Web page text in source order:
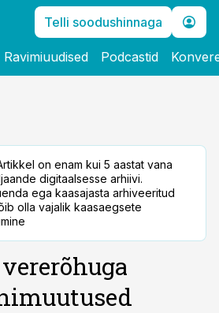
Telli soodushinnaga
Ravimiuudised Podcastid
on enam kui 5 aastat vana
digitaalsesse arhiivi.
ega kaasajasta arhiveeritud
olla vajalik kaasaegsete